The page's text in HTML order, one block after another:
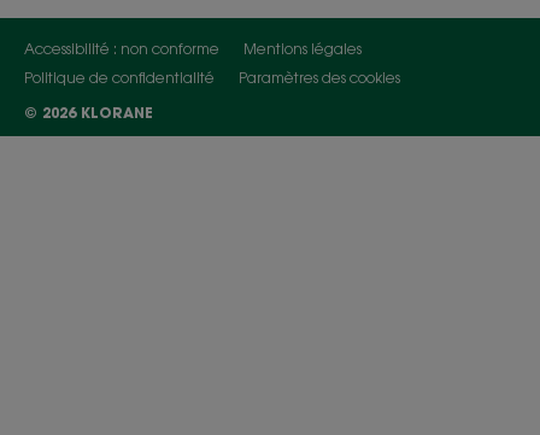
Accessibilité : non conforme
Mentions légales
Politique de confidentialité
Paramètres des cookies
© 2026 KLORANE